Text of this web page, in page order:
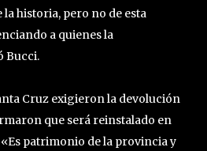
historia, pero no de esta
a quienes la
Bucci.
Cruz exigieron la devolución
que será reinstalado en
patrimonio de la provincia y